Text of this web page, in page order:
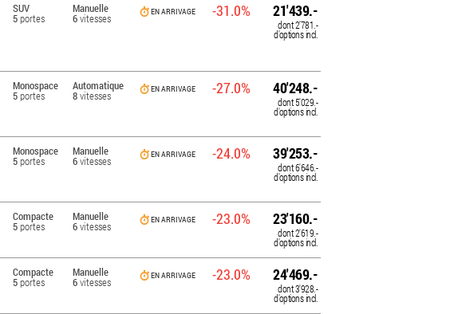
SUV
5portes
Manuelle
6vitesses EN ARRIVAGE -31.0% 21'439.-
dont2'781.-
d'options incl.
Monospace
5portes
Automatique
8vitesses EN ARRIVAGE -27.0% 40'248.-
dont5'029.-
d'options incl.
Monospace
5portes
Manuelle
6vitesses EN ARRIVAGE -24.0% 39'253.-
dont6'646.-
d'options incl.
Compacte
5portes
Manuelle
6vitesses EN ARRIVAGE -23.0% 23'160.-
dont2'619.-
d'options incl.
Compacte
5portes
Manuelle
6vitesses EN ARRIVAGE -23.0% 24'469.-
dont3'928.-
d'options incl.